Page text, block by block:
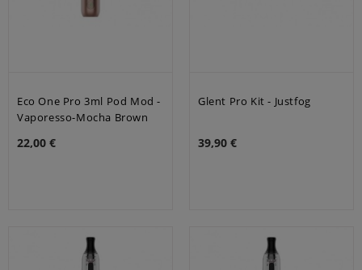
Eco One Pro 3ml Pod Mod -
Vaporesso-Mocha Brown
22,00 €
Glent Pro Kit - Justfog
39,90 €